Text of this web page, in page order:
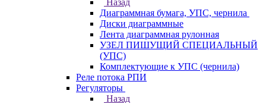
Назад
Диаграммная бумага, УПС, чернила
Диски диаграммные
Лента диаграммная рулонная
УЗЕЛ ПИШУЩИЙ СПЕЦИАЛЬНЫЙ
(УПС)
Комплектующие к УПС (чернила)
Реле потока РПИ
Регуляторы
Назад